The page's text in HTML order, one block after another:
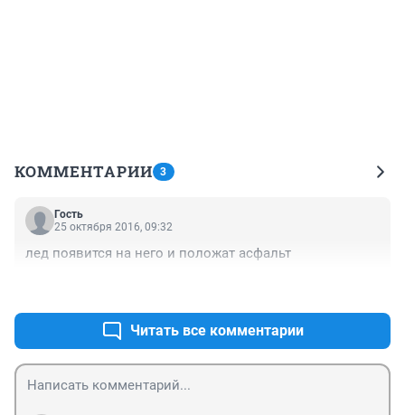
КОММЕНТАРИИ 3
Гость
25 октября 2016, 09:32
лед появится на него и положат асфальт
Читать все комментарии